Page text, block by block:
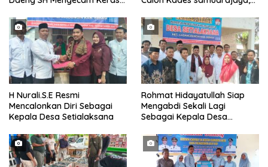
Air Laut di Laut yang Bersih
pendukungnya
H Nurali.S.E Resmi
Mencalonkan Diri Sebagai
Kepala Desa Setialaksana
Rohmat Hidayatullah Siap
Mengabdi Sekali Lagi
Sebagai Kepala Desa